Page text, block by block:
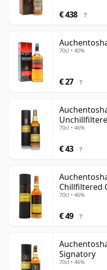
€ 438 ?
70cl • 40%
€ 27 ?
70cl • 46%
€ 43 ?
Chillfiltered
oud
70cl • 46%
€ 49 ?
Signatory
70cl • 46%